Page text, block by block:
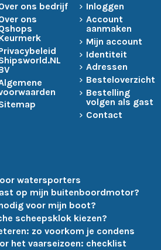
ons bedrijf
ons
Inloggen
Account
aanmaken
Mijn account
Identiteit
Adressen
Besteloverzicht
Bestelling
volgen als gast
Contact
watersporters
op mijn buitenboordmotor?
voor mijn boot?
scheepsklok kiezen?
zo voorkom je condens
het vaarseizoen: checklist